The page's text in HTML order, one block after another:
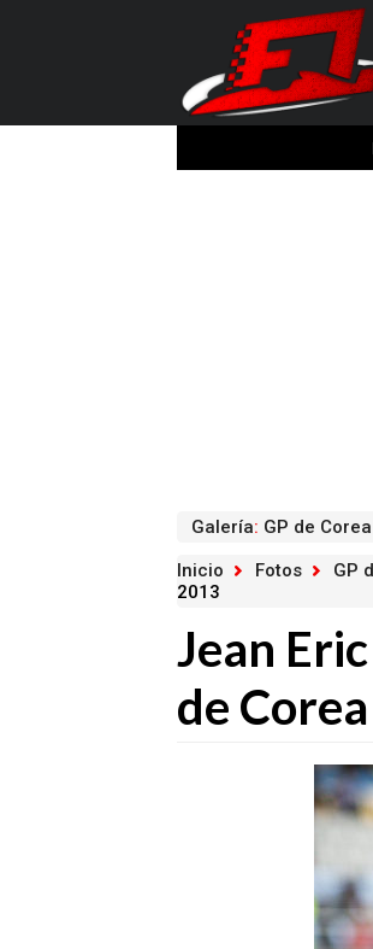
Galería: GP de
Inicio
Fotos GP
2013
Jean
de